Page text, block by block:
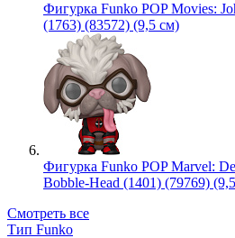
Фигурка Funko POP Movies:
(1763) (83572) (9,5 см)
Фигурка Funko POP Marvel:
Bobble-Head (1401) (79769)
Смотреть все
Тип Funko